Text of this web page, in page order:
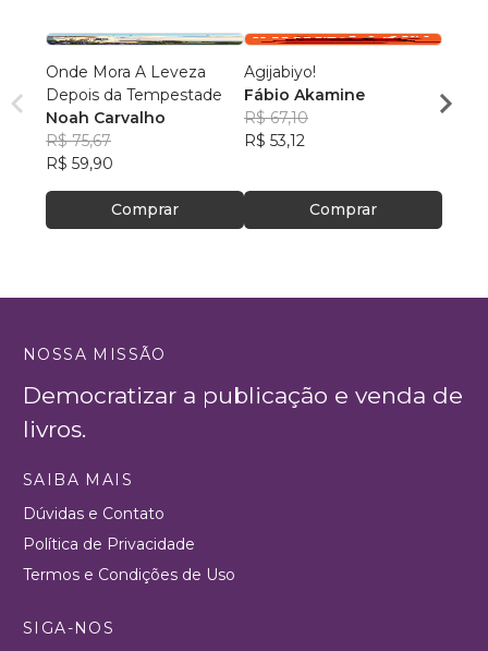
Onde Mora A Leveza
Depois da Tempestade
Noah Carvalho
R$ 75,67
R$ 59,90
Comprar
Agijabiyo!
Fábio Akamine
R$ 67,10
R$ 53,12
Comprar
R$
NOSSA MISSÃO
Democratizar a publicação e venda de
livros.
SAIBA MAIS
Dúvidas e Contato
Política de Privacidade
Termos e Condições de Uso
SIGA-NOS